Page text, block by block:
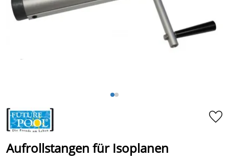
Aufrollstangen für Isoplanen